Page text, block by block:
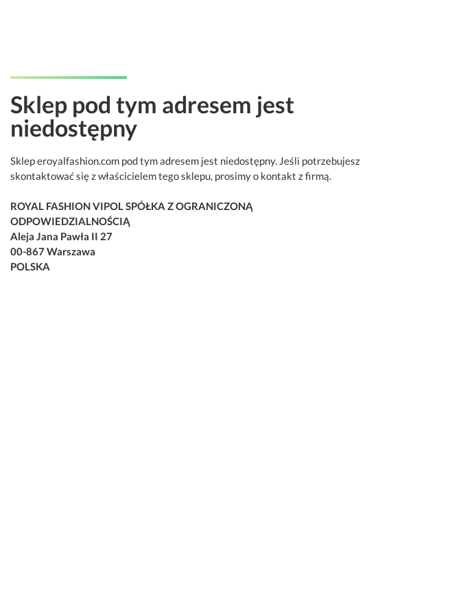
Sklep pod tym adresem jest
niedostępny
Sklep eroyalfashion.com pod tym adresem jest niedostępny. Jeśli potrzebujesz
skontaktować się z właścicielem tego sklepu, prosimy o kontakt z firmą.
ROYAL FASHION VIPOL SPÓŁKA Z OGRANICZONĄ
ODPOWIEDZIALNOŚCIĄ
Aleja Jana Pawła II 27
00-867 Warszawa
POLSKA